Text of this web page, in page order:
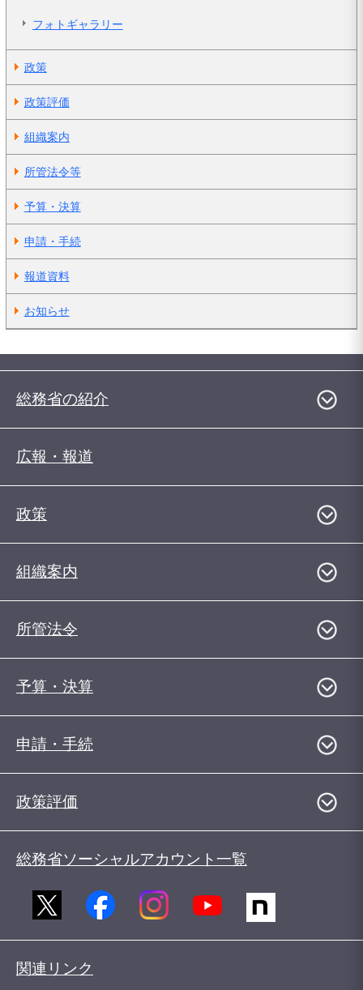
フォトギャラリー
政策
政策評価
組織案内
所管法令等
予算・決算
申請・手続
報道資料
お知らせ
総務省の紹介
広報・報道
政策
組織案内
所管法令
予算・決算
申請・手続
政策評価
総務省ソーシャルアカウント一覧
関連リンク